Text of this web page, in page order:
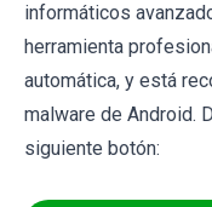
informáticos
herramienta
automática, y está
malware de Android.
siguiente botón: